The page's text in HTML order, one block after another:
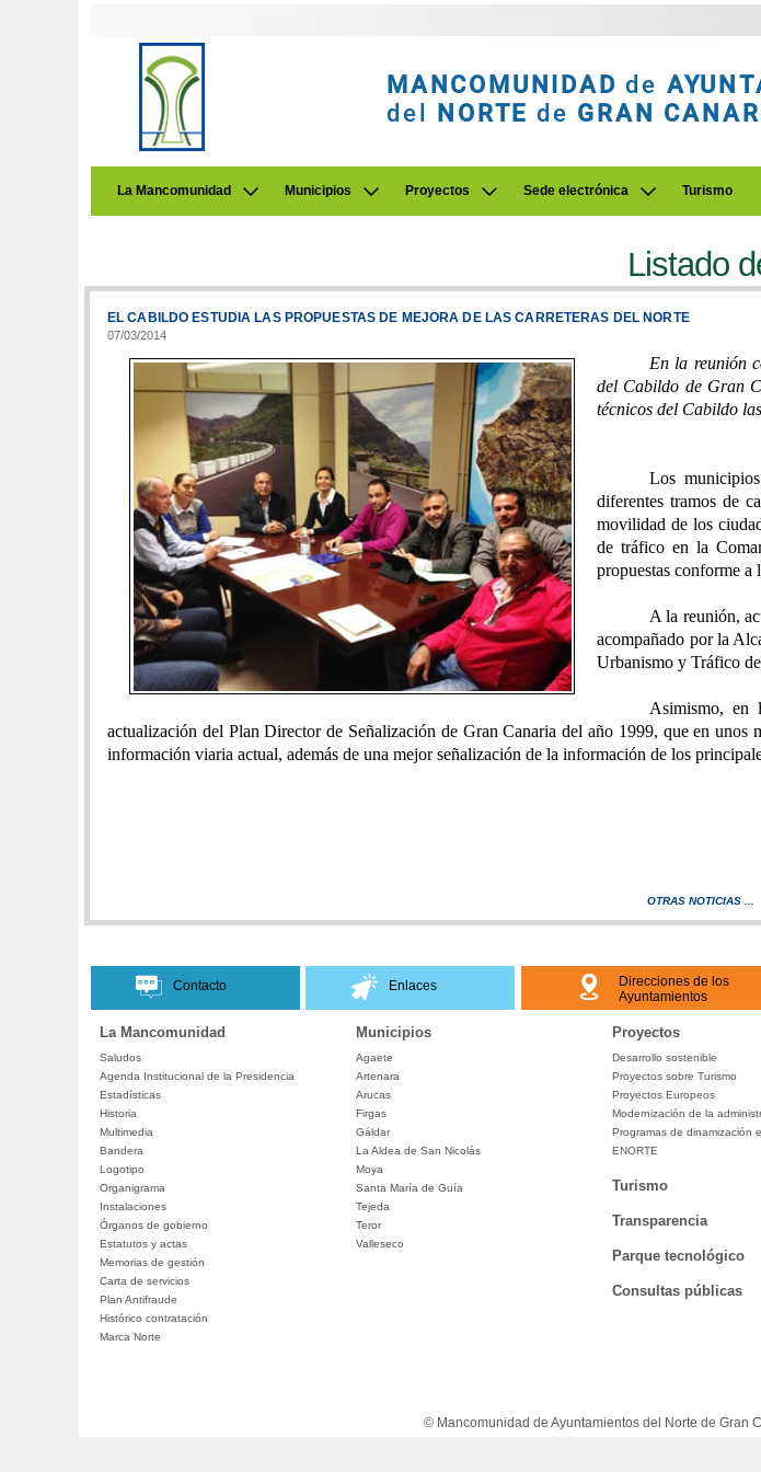
MANCOMUNIDAD de
del NORTE de GRAN
La Mancomunidad Municipios Proyectos Sede electrónica Turismo
Listado
EL CABILDO ESTUDIA LAS PROPUESTAS DE MEJORA DE LAS CARRETERAS DEL NORTE
07/03/2014
En la reunión
del Cabildo de Gran
técnicos del Cabildo
Los
diferentes tramos de
movilidad de los
de tráfico en la
propuestas conforme a
A la reunión,
acompañado por la
Urbanismo y Tráfico
Asimismo, en
actualización del Plan Director de Señalización de Gran Canaria del año 1999, que en
información viaria actual, además de una mejor señalización de la información de los
OTRAS NOTICIAS ...
Contacto Enlaces
Direcciones de los
Ayuntamientos
La Mancomunidad Municipios Proyectos
Saludos
Agenda Institucional de la Presidencia
Estadísticas
Historia
Multimedia
Bandera
Logotipo
Organigrama
Instalaciones
Órganos de gobierno
Estatutos y actas
Memorias de gestión
Carta de servicios
Plan Antifraude
Histórico contratación
Marca Norte
Agaete
Artenara
Arucas
Firgas
Gáldar
La Aldea de San Nicolás
Moya
Santa María de Guía
Tejeda
Teror
Valleseco
Desarrollo sostenible
Proyectos sobre Turismo
Proyectos Europeos
Modernización de la
Programas de dinamización
ENORTE
Turismo
Transparencia
Parque tecnológico
Consultas públicas
© Mancomunidad de Ayuntamientos del Norte de Gran